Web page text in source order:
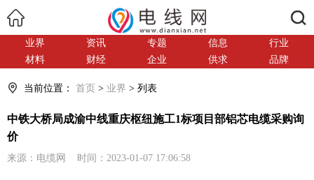
业界 资讯 专题 信息
行业
材料
财经 企业 供求 品牌
当前位置： 首页 > 业界 > 列表
中铁大桥局成渝中线重庆枢纽施工1标项目部铝芯电缆采购询
价
来源：电缆网 时间：2023-01-07 17:06:58